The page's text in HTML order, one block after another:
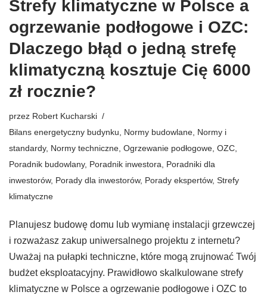
Strefy klimatyczne w Polsce a
ogrzewanie podłogowe i OZC:
Dlaczego błąd o jedną strefę
klimatyczną kosztuje Cię 6000
zł rocznie?
przez Robert Kucharski
Bilans energetyczny budynku, Normy budowlane, Normy i
standardy, Normy techniczne, Ogrzewanie podłogowe, OZC,
Poradnik budowlany, Poradnik inwestora, Poradniki dla
inwestorów, Porady dla inwestorów, Porady ekspertów, Strefy
klimatyczne
Planujesz budowę domu lub wymianę instalacji grzewczej
i rozważasz zakup uniwersalnego projektu z internetu?
Uważaj na pułapki techniczne, które mogą zrujnować Twój
budżet eksploatacyjny. Prawidłowo skalkulowane strefy
klimatyczne w Polsce a ogrzewanie podłogowe i OZC to